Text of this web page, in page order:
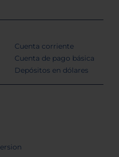
Cuenta corriente
Cuenta de pago básica
Depósitos en dólares